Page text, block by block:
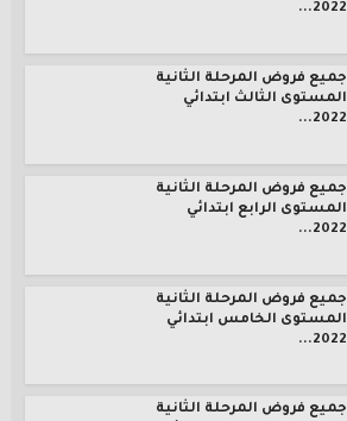
2022...
جميع فروض المرحلة الثانية
المستوى الثالث ابتدائي
2022...
جميع فروض المرحلة الثانية
المستوى الرابع ابتدائي
2022...
جميع فروض المرحلة الثانية
المستوى الخامس ابتدائي
2022...
جميع فروض المرحلة الثانية